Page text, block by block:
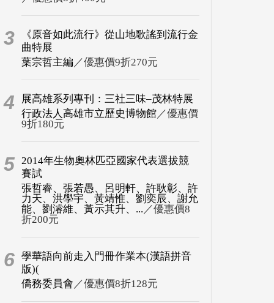
3
《原音如此流行》從山地歌謠到流行金
曲特展
葉宗哲主編 ／優惠價9折270元
4
展高雄系列專刊：三社三味–茂林特展
行政法人高雄市立歷史博物館／優惠價
9折180元
5 2014年生物奧林匹亞國家代表選拔競
賽試
張哲睿、張若愚、呂明軒、許耿彰、許
力天、洪學宇、黃靖惟、劉奕辰、謝允
能、劉濬維、黃示其升、... ／優惠價8
折200元
6 學華語向前走入門冊作業本(漢語拼音
版)(
僑務委員會 ／優惠價8折128元